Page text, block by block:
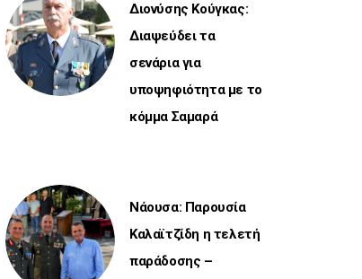
Διονύσης Κούγκας:
Διαψεύδει τα
σενάρια για
υποψηφιότητα με το
κόμμα Σαμαρά
Νάουσα: Παρουσία
Καλαϊτζίδη η τελετή
παράδοσης –